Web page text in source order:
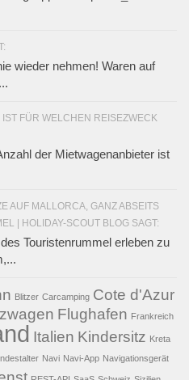
wieder nehmen! Waren auf
FÜR WELCHEN REISEZWECK
der Mietwagenanbieter ist
AUF MALLORCA, GANZ ABSEITS
| HOLIDAY-SCOUT BLOG SAGT:
Touristenrummel erleben zu
Blitzer Carcamping Cote d'Azur
Flughafen Frankreich
Italien Kindersitz Kreta
Navi Navi-App Navigationsgerät